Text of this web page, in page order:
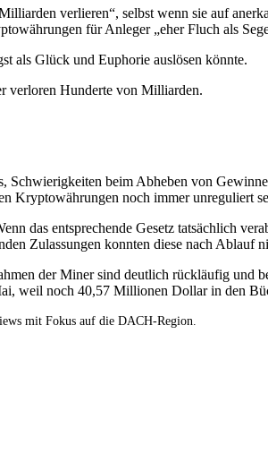
verlieren“, selbst wenn sie auf
für Anleger „eher Fluch als
als Glück und Euphorie auslösen könnte.
verloren Hunderte von Milliarden.
Schwierigkeiten beim Abheben von
Kryptowährungen noch immer unreguliert
das entsprechende Gesetz tatsächlich
Zulassungen konnten diese nach Ablauf
der Miner sind deutlich rückläufig und
weil noch 40,57 Millionen Dollar in den
mit Fokus auf die DACH-Region.